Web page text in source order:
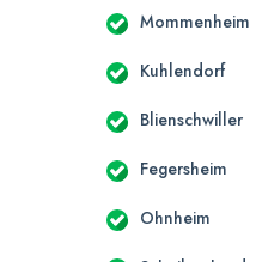
Mommenheim
Kuhlendorf
Blienschwiller
Fegersheim
Ohnheim